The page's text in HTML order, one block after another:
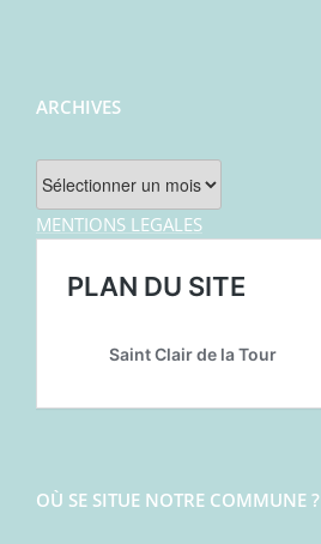
ARCHIVES
Archives
MENTIONS LEGALES
OÙ SE SITUE NOTRE COMMUNE ?